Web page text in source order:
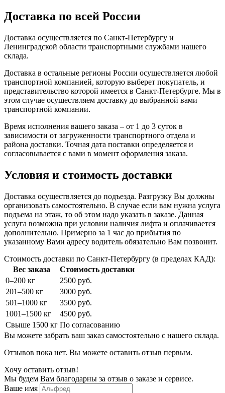
Доставка по всей России
Доставка осуществляется по Санкт-Петербургу и
Ленинградской области транспортными службами нашего
склада.
Доставка в остальные регионы России осуществляется любой
транспортной компанией, которую выберет покупатель, и
представительство которой имеется в Санкт-Петербурге. Мы в
этом случае осуществляем доставку до выбранной вами
транспортной компании.
Время исполнения вашего заказа – от 1 до 3 суток в
зависимости от загруженности транспортного отдела и
района доставки. Точная дата поставки определяется и
согласовывается с вами в момент оформления заказа.
Условия и стоимость доставки
Доставка осуществляется до подъезда. Разгрузку Вы должны
организовать самостоятельно. В случае если вам нужна услуга
подъема на этаж, то об этом надо указать в заказе. Данная
услуга возможна при условии наличия лифта и оплачивается
дополнительно. Примерно за 1 час до прибытия по
указанному Вами адресу водитель обязательно Вам позвонит.
Стоимость доставки по Санкт-Петербургу (в пределах КАД):
Вес заказа
Стоимость доставки
0–200 кг
2500 руб.
201–500 кг
3000 руб.
501–1000 кг
3500 руб.
1001–1500 кг
4500 руб.
Свыше 1500 кг По согласованию
Вы можете забрать ваш заказ самостоятельно с нашего склада.
Отзывов пока нет. Вы можете оставить отзыв первым.
Хочу оставить отзыв!
Мы будем Вам благодарны за отзыв о заказе и сервисе.
Ваше имя